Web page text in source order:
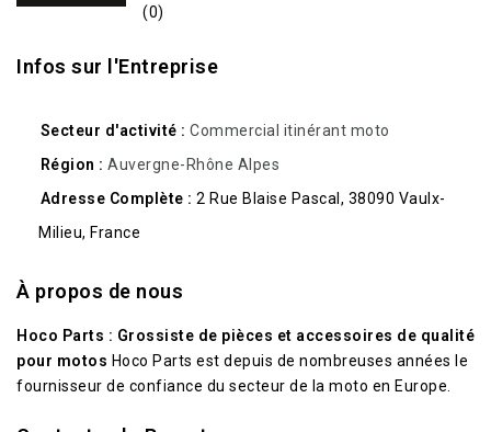
(0)
Infos sur l'Entreprise
Secteur d'activité
Commercial itinérant moto
Région
Auvergne-Rhône Alpes
Adresse Complète
2 Rue Blaise Pascal, 38090 Vaulx-
Milieu, France
À propos de nous
Hoco Parts : Grossiste de pièces et accessoires de qualité
pour motos Hoco Parts est depuis de nombreuses années le
fournisseur de confiance du secteur de la moto en Europe.